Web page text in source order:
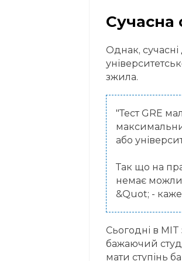
Сучасна
Однак,
зжила.
"Тест GRE
або
Так що на
немає
&Quot; -
Сьогодні в
бажаючий
мати ступінь